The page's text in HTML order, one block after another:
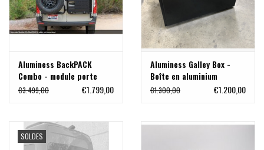
Aluminess BackPACK
Combo - module porte
bagage universel pour
€3.499,00 €1.799,00
Aluminess Galley Box -
Boîte en aluminium
verrouillable 24" de large
€1.300,00 €1.200,00
SOLDES